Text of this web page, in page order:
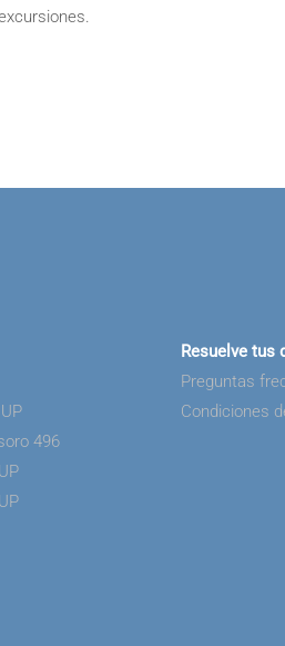
496
Resuelve tus
Preguntas
Condiciones